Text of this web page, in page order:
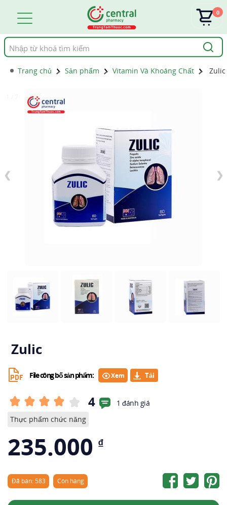
Tìm
kiếm
0
Trang chủ Sản phẩm Vitamin Và Khoáng Chất Zulic
❮ ❯
Zulic
File công bố sản phẩm: Xem
4
1 đánh giá
Thực phẩm chức năng
235.000 ₫
Đã bán: 583 Còn hàng